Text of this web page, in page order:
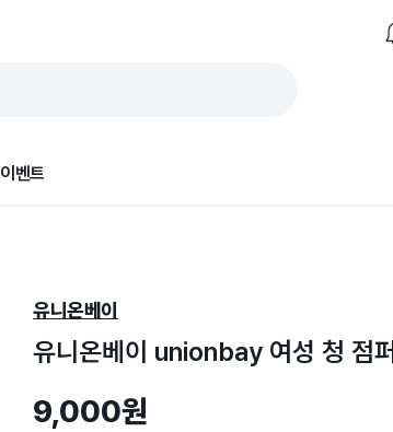
이벤트
유니온베이
유니온베이 unionbay 여성 청 점퍼
9,000원